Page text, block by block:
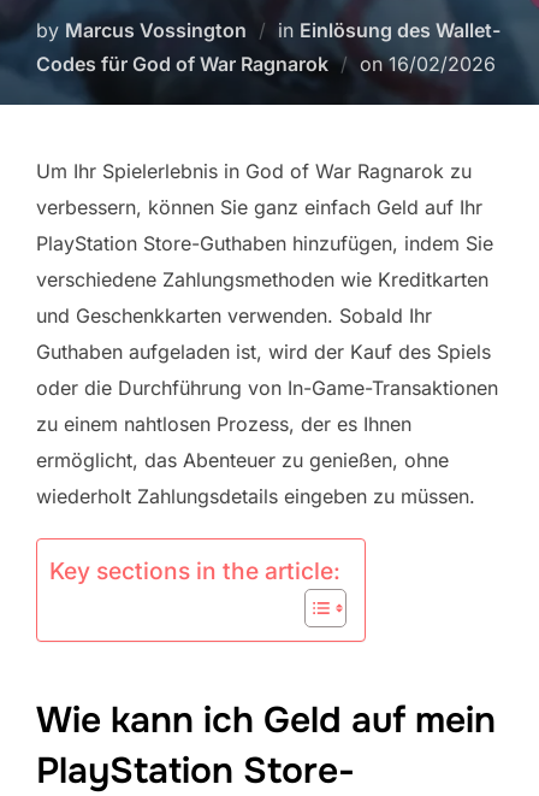
by Marcus Vossington in Einlösung des Wallet-
Codes für God of War Ragnarok
onPosted
on
16/02/2026
Um Ihr Spielerlebnis in God of War Ragnarok zu
verbessern, können Sie ganz einfach Geld auf Ihr
PlayStation Store-Guthaben hinzufügen, indem Sie
verschiedene Zahlungsmethoden wie Kreditkarten
und Geschenkkarten verwenden. Sobald Ihr
Guthaben aufgeladen ist, wird der Kauf des Spiels
oder die Durchführung von In-Game-Transaktionen
zu einem nahtlosen Prozess, der es Ihnen
ermöglicht, das Abenteuer zu genießen, ohne
wiederholt Zahlungsdetails eingeben zu müssen.
Key sections in the article:
Wie kann ich Geld auf mein
PlayStation Store-